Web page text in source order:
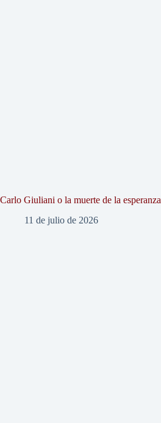
Carlo Giuliani o la muerte de la esperanza
11 de julio de 2026